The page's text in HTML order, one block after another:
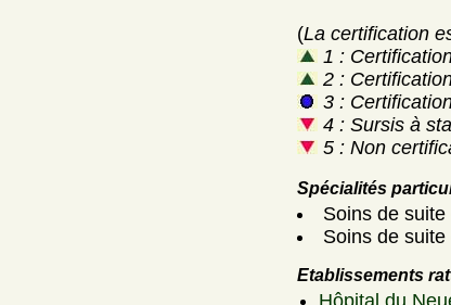
(La certification
1 :
2 :
3 :
4 : Sursis à
5 : Non
Spécialités
Soins de
Soins de
Etablissements
Hôpital du